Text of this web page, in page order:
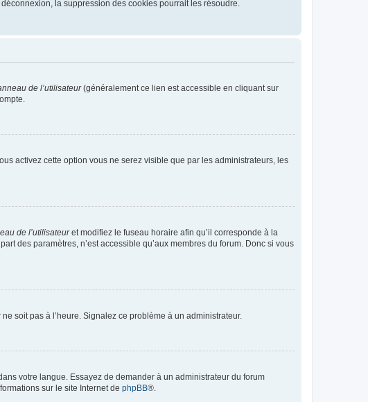
la suppression des cookies pourrait les résoudre.
de l’utilisateur(généralement ce lien est accessible en cliquant sur
activez cette option vous ne serez visible que par les administrateurs, les
de l’utilisateuret modifiez le fuseau horaire afin qu’il corresponde à la
des paramètres, n’est accessible qu’aux membres du forum. Donc si vous
soit pas à l’heure. Signalez ce problème à un administrateur.
votre langue. Essayez de demander à un administrateur du forum
sur le site Internet de phpBB®.